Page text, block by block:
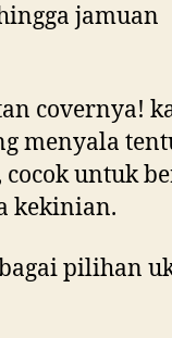
jamuan
covernya!
menyala
untuk
kekinian.
pilihan